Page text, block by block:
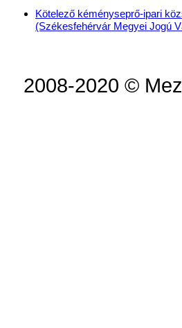
Kötelező kéményseprő-ipari
(Székesfehérvár Megyei Jogú
2008-2020 ©